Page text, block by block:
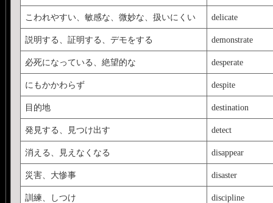
こわれやすい、敏感な、微妙な、扱いにくい delicate
説明する、証明する、デモをする demonstrate
必死になっている、絶望的な desperate
にもかかわらず despite
目的地 destination
発見する、見つけ出す detect
消える、見えなくなる disappear
災害、大惨事 disaster
訓練、しつけ discipline